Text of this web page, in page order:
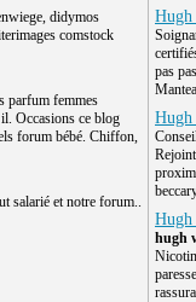
didymos
comstock
parfum femmes
Occasions ce blog
forum bébé. Chiffon,
salarié et notre forum..
pas
Hugh
hugh